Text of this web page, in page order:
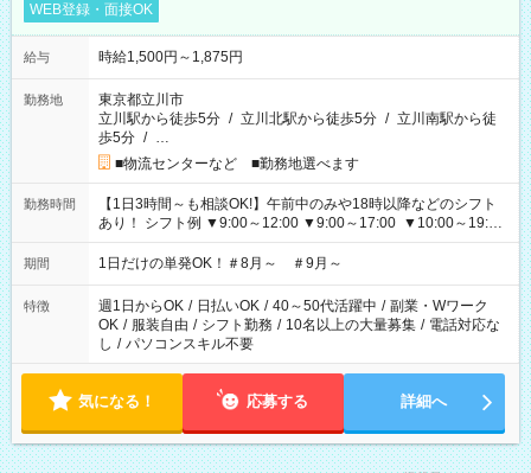
WEB登録・面接OK
給与 時給1,500円～1,875円
勤務地
東京都立川市
立川駅から徒歩5分 / 立川北駅から徒歩5分 / 立川南駅から徒
歩5分 / …
■物流センターなど ■勤務地選べます
勤務時間
【1日3時間～も相談OK!】午前中のみや18時以降などのシフト
あり！ シフト例 ▼9:00～12:00 ▼9:00～17:00 ▼10:00～19:00
▼18:00～21:00
期間 1日だけの単発OK！＃8月～ ＃9月～
特徴 週1日からOK / 日払いOK / 40～50代活躍中 / 副業・Wワーク
OK / 服装自由 / シフト勤務 / 10名以上の大量募集 / 電話対応な
し / パソコンスキル不要
気になる！ 応募する 詳細へ